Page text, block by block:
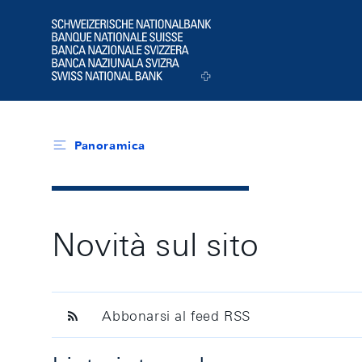
Logo
Panoramica
Novità sul sito
Abbonarsi al feed RSS